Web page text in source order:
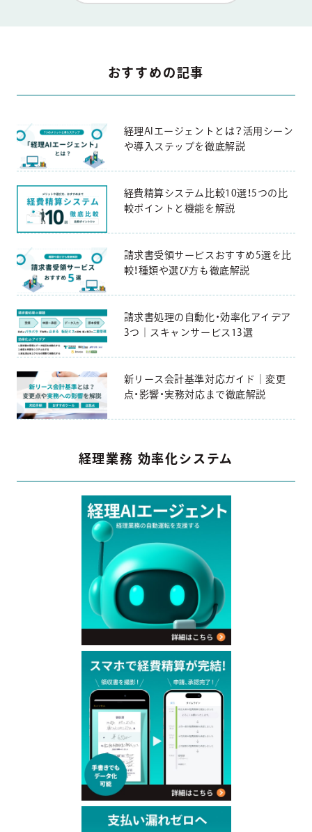
おすすめの記事
経理AIエージェントとは？活用シーン
や導入ステップを徹底解説
経費精算システム比較10選！5つの比
較ポイントと機能を解説
請求書受領サービスおすすめ5選を比
較！種類や選び方も徹底解説
請求書処理の自動化・効率化アイデア
3つ｜スキャンサービス13選
新リース会計基準対応ガイド｜変更
点・影響・実務対応まで徹底解説
経理業務 効率化システム